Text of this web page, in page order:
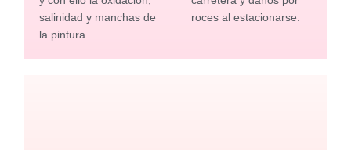
salinidad y manchas de
la pintura.
roces al estacionarse.